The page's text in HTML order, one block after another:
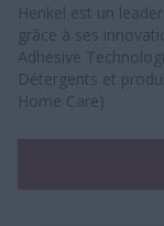
Henkel est un
grâce à ses
Adhesive
Détergents et
Home Care)